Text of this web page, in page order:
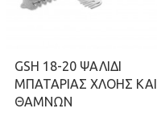
GSH 18-20 ΨΑΛΙΔΙ
ΜΠΑΤΑΡΙΑΣ ΧΛΟΗΣ ΚΑΙ
ΘΑΜΝΩΝ